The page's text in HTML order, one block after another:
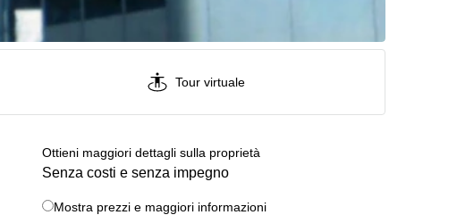
Tour virtuale
Ottieni maggiori dettagli sulla proprietà
Senza costi e senza impegno
Mostra prezzi e maggiori informazioni